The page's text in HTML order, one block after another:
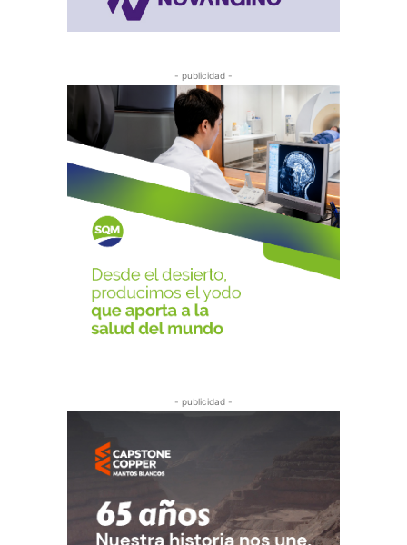
- publicidad -
- publicidad -